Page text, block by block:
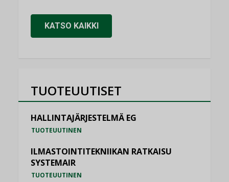
KATSO KAIKKI
TUOTEUUTISET
HALLINTAJÄRJESTELMÄ EG
TUOTEUUTINEN
ILMASTOINTITEKNIIKAN RATKAISU
SYSTEMAIR
TUOTEUUTINEN